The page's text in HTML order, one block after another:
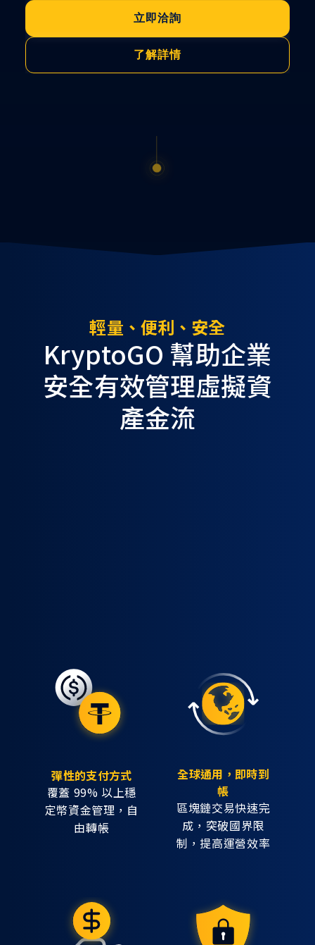
立即洽詢
了解詳情
輕量、便利、安全
KryptoGO 幫助企業
安全有效管理虛擬資
產金流
彈性的支付方式
覆蓋 99% 以上穩
定幣資金管理，自
由轉帳
全球通用，即時到
帳
區塊鏈交易快速完
成，突破國界限
制，提高運營效率